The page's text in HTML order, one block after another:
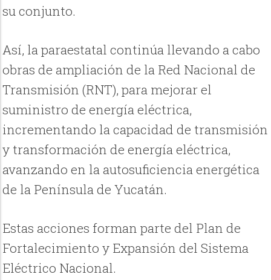
su conjunto.
Así, la paraestatal continúa llevando a cabo
obras de ampliación de la Red Nacional de
Transmisión (RNT), para mejorar el
suministro de energía eléctrica,
incrementando la capacidad de transmisión
y transformación de energía eléctrica,
avanzando en la autosuficiencia energética
de la Península de Yucatán.
Estas acciones forman parte del Plan de
Fortalecimiento y Expansión del Sistema
Eléctrico Nacional.